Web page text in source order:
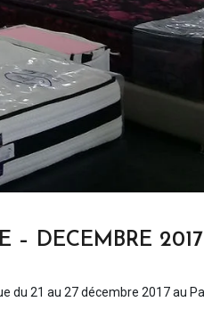
– DECEMBRE 2017
du 21 au 27 décembre 2017 au